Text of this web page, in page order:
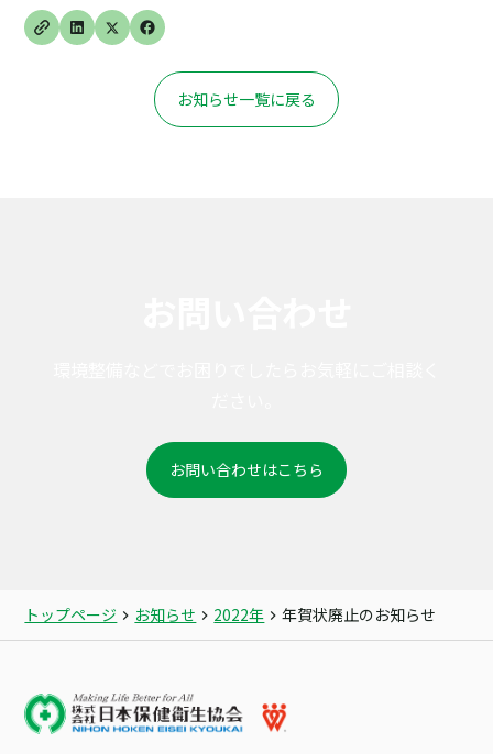
お知らせ一覧に戻る
お問い合わせはこちら
トップページ お知らせ 2022年 年賀状廃止のお知らせ